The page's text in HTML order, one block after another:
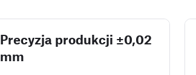
Precyzja produkcji ±0,02
mm